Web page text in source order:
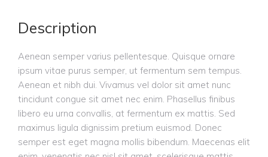
Description
Aenean semper varius pellentesque. Quisque ornare
ipsum vitae purus semper, ut fermentum sem tempus.
Aenean et nibh dui. Vivamus vel dolor sit amet nunc
tincidunt congue sit amet nec enim. Phasellus finibus
libero eu urna convallis, at fermentum ex mattis. Sed
maximus ligula dignissim pretium euismod. Donec
semper est eget magna mollis bibendum. Maecenas elit